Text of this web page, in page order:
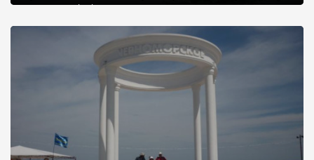
запрошую відвідати це